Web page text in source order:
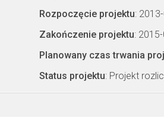
Rozpoczęcie projektu:
Zakończenie projektu:
Planowany czas trwania
Status projektu: Projekt